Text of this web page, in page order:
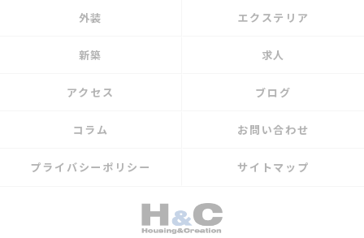
外装 エクステリア
新築 求人
アクセス ブログ
コラム お問い合わせ
プライバシーポリシー サイトマップ